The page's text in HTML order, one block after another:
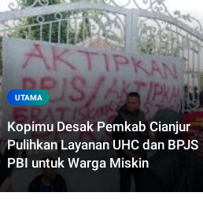
UTAMA
Kopimu Desak Pemkab Cianjur
Pulihkan Layanan UHC dan BPJS
PBI untuk Warga Miskin